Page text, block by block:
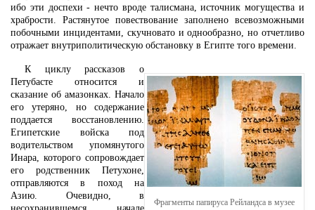
ибо эти доспехи - нечто вроде талисмана, источник могущества и
храбрости. Растянутое повествование заполнено всевозможными
побочными инцидентами, скучновато и однообразно, но отчетливо
отражает внутриполитическую обстановку в Египте того времени.
Фрагменты папируса Рейландса в музее
К циклу рассказов о
Петубасте относится и
сказание об амазонках. Начало
его утеряно, но содержание
поддается восстановлению.
Египетские войска под
водительством упомянутого
Инара, которого сопровождает
его родственник Петухоне,
отправляются в поход на
Азию. Очевидно, в